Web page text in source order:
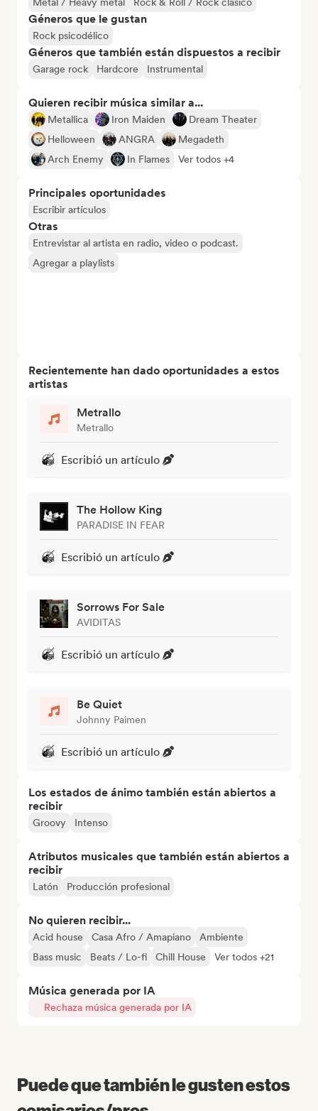
Géneros que le gustan
Rock psicodélico
Géneros que también están dispuestos a recibir
Garage rock Hardcore Instrumental
Quieren recibir música similar a...
Metallica Iron Maiden
Dream Theater
Helloween
ANGRA
Megadeth
Arch Enemy
In Flames Ver todos +4
Principales oportunidades
Escribir artículos
Otras
Entrevistar al artista en radio, video o podcast.
Agregar a playlists
Recientemente han dado oportunidades a estos
artistas
Metrallo
Metrallo
Escribió un artículo
The Hollow King
PARADISE IN FEAR
Escribió un artículo
Sorrows For Sale
AVIDITAS
Escribió un artículo
Be Quiet
Johnny Paimen
Escribió un artículo
Los estados de ánimo también están abiertos a
recibir
Groovy Intenso
Atributos musicales que también están abiertos a
recibir
Latón Producción profesional
No quieren recibir...
Acid house Casa Afro / Amapiano
Ambiente
Bass music
Beats / Lo-fi Chill House Ver todos +21
Música generada por IA
Rechaza música generada por IA
Puede que también le gusten estos